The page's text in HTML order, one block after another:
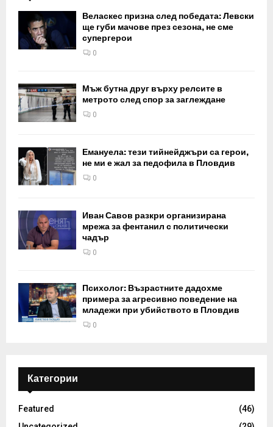
Веласкес призна след победата: Левски
ще губи мачове през сезона, не сме
супергерои
0
Мъж бутна друг върху релсите в
метрото след спор за заглеждане
0
Емануела: тези тийнейджъри са герои,
не ми е жал за педофила в Пловдив
0
Иван Савов разкри организирана
мрежа за фентанил с политически
чадър
0
Психолог: Възрастните дадохме
примера за агресивно поведение на
младежи при убийството в Пловдив
0
Категории
Featured
(46)